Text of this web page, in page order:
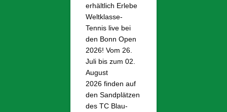
erhältlich Erlebe
Weltklasse-
Tennis live bei
den Bonn Open
2026! Vom 26.
Juli bis zum 02.
August
2026 finden auf
den Sandplätzen
des TC Blau-